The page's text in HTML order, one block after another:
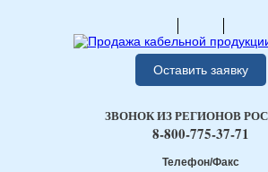
Оставить заявку
Телефон/Факс
ЗВОНОК ИЗ РЕГИОНОВ
8-800-775-37-71